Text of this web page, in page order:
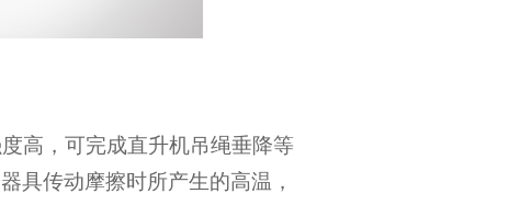
高，可完成直升机吊绳垂降等
具传动摩擦时所产生的高温，